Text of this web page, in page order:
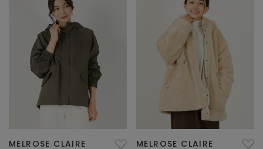
MELROSE CLAIRE MELROSE CLAIRE